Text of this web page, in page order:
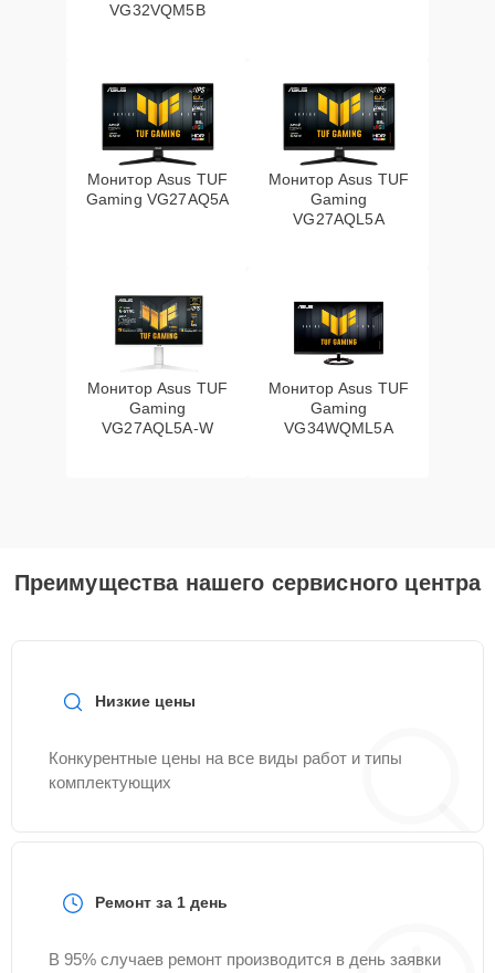
VG32VQM5B
Монитор Asus TUF
Gaming VG27AQ5A
Монитор Asus TUF
Gaming
VG27AQL5A
Монитор Asus TUF
Gaming
VG27AQL5A-W
Монитор Asus TUF
Gaming
VG34WQML5A
Преимущества нашего сервисного центра
Низкие цены
Конкурентные цены на все виды работ и типы
комплектующих
Ремонт за 1 день
В 95% случаев ремонт производится в день заявки